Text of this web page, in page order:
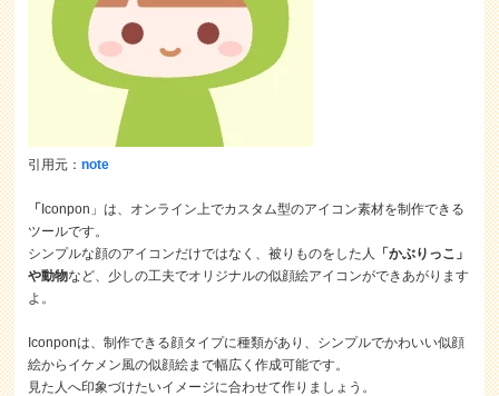
引用元：note
「 Iconpon」は、オンライン上でカスタム型のアイコン素材を制作できる
ツールです。
シンプルな顔のアイコンだけではなく、被りものをした人
「かぶりっこ」
や動物など、少しの工夫でオリジナルの似顔絵アイコンができあがります
よ。
Iconponは、制作できる顔タイプに種類があり、シンプルでかわいい似顔
絵からイケメン風の似顔絵まで幅広く作成可能です。
見た人へ印象づけたいイメージに合わせて作りましょう。